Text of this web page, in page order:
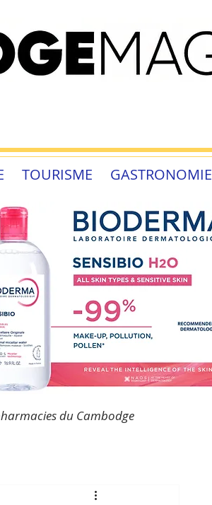
TOURISME GASTRONOMIE
du Cambodge